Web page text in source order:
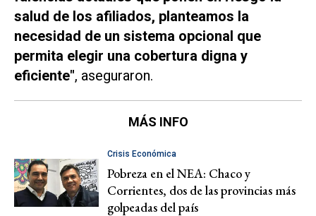
salud de los afiliados, planteamos la
necesidad de un sistema opcional que
permita elegir una cobertura digna y
eficiente", aseguraron.
MÁS INFO
Crisis Económica
Pobreza en el NEA: Chaco y
Corrientes, dos de las provincias más
golpeadas del país